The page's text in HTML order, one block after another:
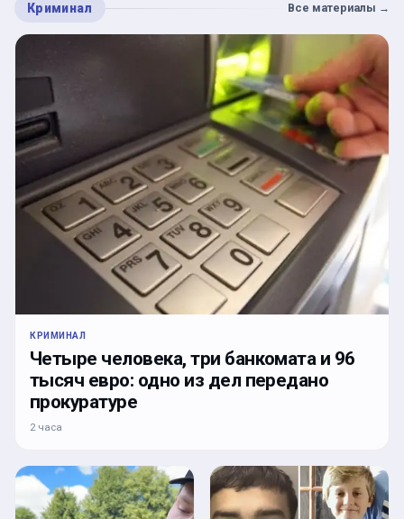
Криминал Все материалы →
КРИМИНАЛ
Четыре человека, три банкомата и 96
тысяч евро: одно из дел передано
прокуратуре
2 часа